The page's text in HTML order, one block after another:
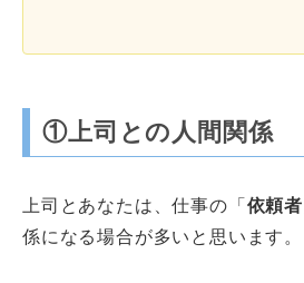
①上司との人間関係
上司とあなたは、仕事の「 依頼者
係になる場合が多いと思います。